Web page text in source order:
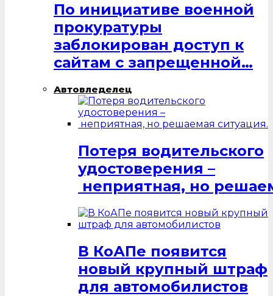
По инициативе военной
прокуратуры
заблокирован доступ к
сайтам с запрещенной…
Автовледелец
Потеря водительского
удостоверения –
неприятная, но
В КоАПе появится
новый крупный штраф
для автомобилистов